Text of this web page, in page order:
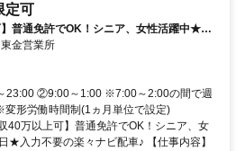
定可
】普通免許でOK！シニア、女性活躍中★年
ナビ配車♪
金営業所
23:00 ②9:00～1:00 ※7:00～2:00の間で週
形労働時間制(1ヵ月単位で設定)
40万以上可】普通免許でOK！シニア、女
入力不要の楽々ナビ配車♪ 【仕事内容】